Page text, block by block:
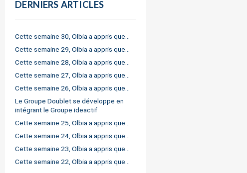
DERNIERS ARTICLES
Cette semaine 30, Olbia a appris que…
Cette semaine 29, Olbia a appris que…
Cette semaine 28, Olbia a appris que…
Cette semaine 27, Olbia a appris que…
Cette semaine 26, Olbia a appris que…
Le Groupe Doublet se développe en
intégrant le Groupe ideactif
Cette semaine 25, Olbia a appris que…
Cette semaine 24, Olbia a appris que…
Cette semaine 23, Olbia a appris que…
Cette semaine 22, Olbia a appris que…